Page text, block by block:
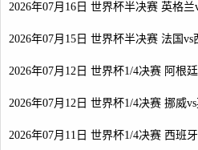
2026年07月16日 世界杯半决赛 英格
2026年07月15日 世界杯半决赛 法国
2026年07月12日 世界杯1/4决赛 阿根
2026年07月12日 世界杯1/4决赛 挪威
2026年07月11日 世界杯1/4决赛 西班